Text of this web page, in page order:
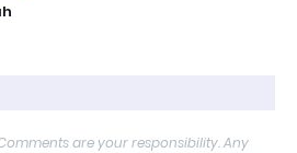
are your responsibility. Any